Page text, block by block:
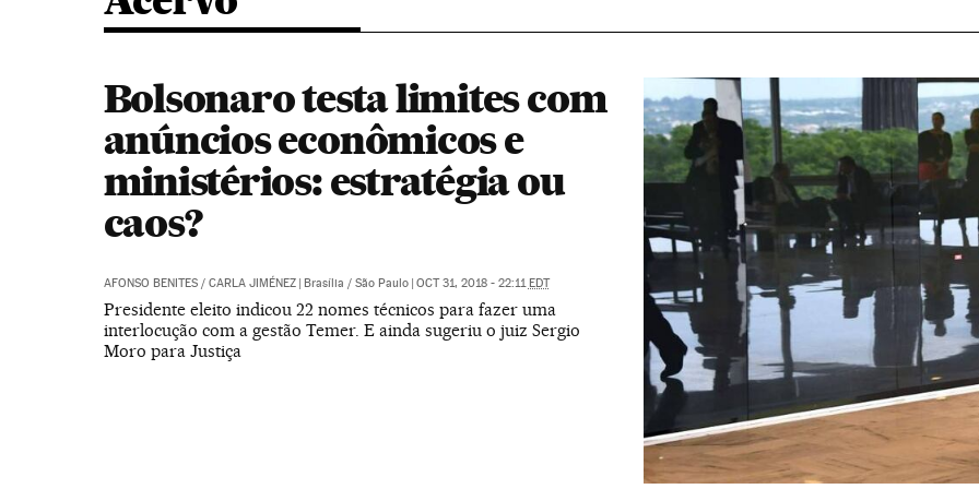
Bolsonaro testa limites com
anúncios econômicos e
ministérios: estratégia ou
caos?
AFONSO BENITES/ CARLA JIMÉNEZ | Brasília / São Paulo | OCT 31, 2018 - 22:11EDT
Presidente eleito indicou 22 nomes técnicos para fazer uma
interlocução com a gestão Temer. E ainda sugeriu o juiz Sergio
Moro para Justiça